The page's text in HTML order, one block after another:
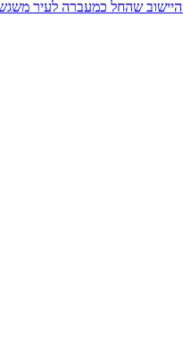
היישוב שהחל כמעברה לעיר